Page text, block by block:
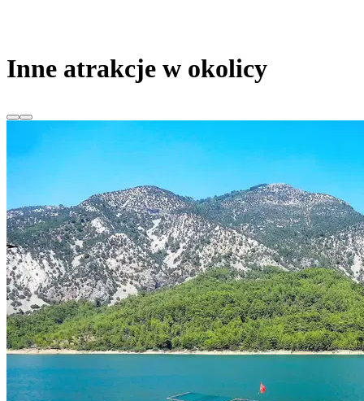
Inne atrakcje w okolicy